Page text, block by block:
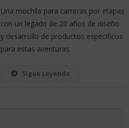
Una mochila para carreras por etapas
con un legado de 20 años de diseño
y desarrollo de productos específicos
para estas aventuras.
Sigue Leyendo